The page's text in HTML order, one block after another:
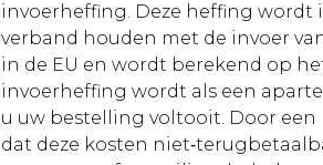
invoerheffing. Deze heffing
verband houden met de invoer
in de EU en wordt berekend op
invoerheffing wordt als een
u uw bestelling voltooit. Door
dat deze kosten